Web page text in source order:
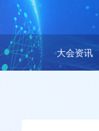
大会资讯